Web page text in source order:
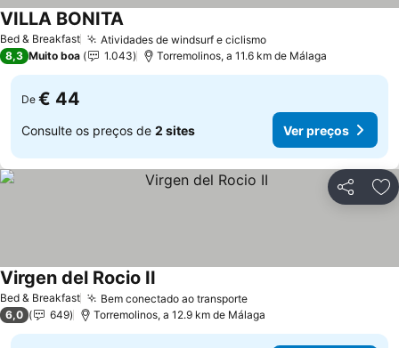
Bed & Breakfast Atividades de windsurf e ciclismo
VILLA BONITA
8,3 Muito boa 1.043 Torremolinos, a 11.6 km de Málaga
De € 44
Consulte os preços de 2 sites Ver preços
Partilhar
Bed & Breakfast Bem conectado ao transporte
Virgen del Rocio II
6,0 649 Torremolinos, a 12.9 km de Málaga